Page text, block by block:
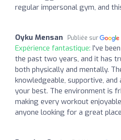
regular impersonal gym, and
Oyku Mensan Publiée sur
Expérience fantastique: I've
the past two years, and it has
both physically and mentally.
knowledgeable, supportive,
your best. The environment is
making every workout
anyone looking for a great